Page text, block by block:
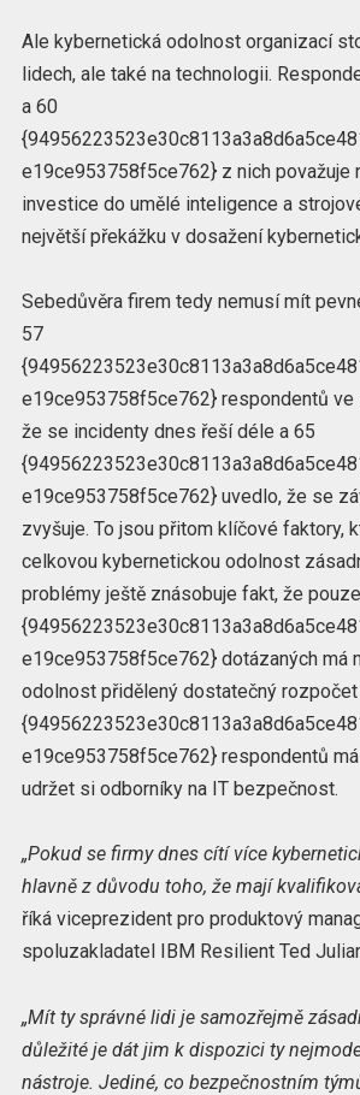
Ale kybernetická odolnost organizací
lidech, ale také na technologii.
a 60
e19ce953758f5ce762} z nich považuje
investice do umělé inteligence a
největší překážku v dosažení
Sebedůvěra firem tedy nemusí mít
57
e19ce953758f5ce762} respondentů
že se incidenty dnes řeší déle a 65
e19ce953758f5ce762} uvedlo, že se
zvyšuje. To jsou přitom klíčové faktory,
celkovou kybernetickou odolnost
problémy ještě znásobuje fakt, že
e19ce953758f5ce762} dotázaných má
odolnost přidělený dostatečný
e19ce953758f5ce762} respondentů
udržet si odborníky na IT bezpečnost.
„Pokud se firmy dnes cítí více
hlavně z důvodu toho, že mají
říká viceprezident pro produktový
spoluzakladatel IBM Resilient Ted
„Mít ty správné lidi je samozřejmě
důležité je dát jim k dispozici ty
nástroje. Jediné, co bezpečnostním